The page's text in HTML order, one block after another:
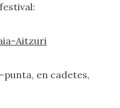
Aitzuri
en cadetes,